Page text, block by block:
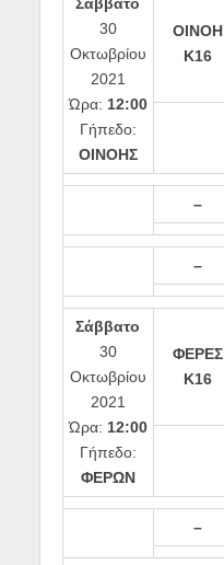
30
Οκτωβρίου
2021
Ώρα: 12:00
Γήπεδο:
ΟΙΝΟΗΣ
ΟΙΝΟΗ
Κ16
–
–
Σάββατο
30
Οκτωβρίου
2021
Ώρα: 12:00
Γήπεδο:
ΦΕΡΩΝ
ΦΕΡΕΣ
Κ16
–